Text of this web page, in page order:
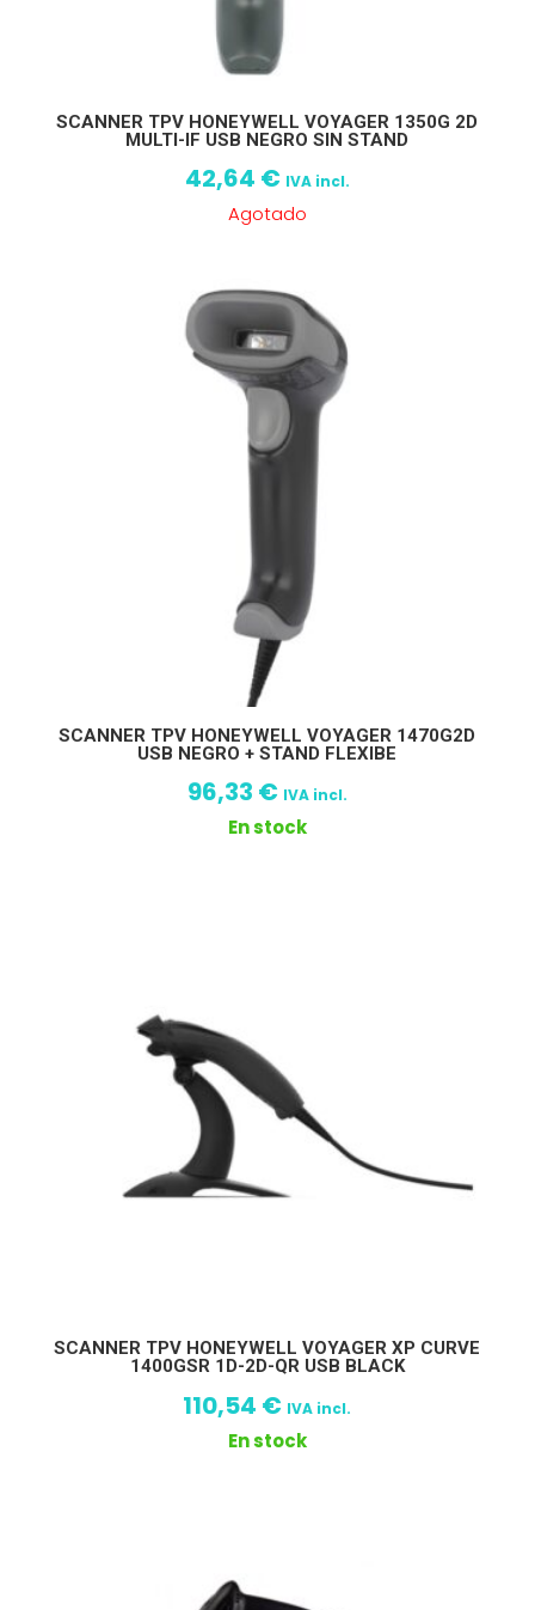
SCANNER TPV HONEYWELL VOYAGER 1350G 2D
MULTI-IF USB NEGRO SIN STAND
42,64 € IVA incl.
Agotado
SCANNER TPV HONEYWELL VOYAGER 1470G2D
USB NEGRO + STAND FLEXIBE
96,33 € IVA incl.
En stock
SCANNER TPV HONEYWELL VOYAGER XP CURVE
1400GSR 1D-2D-QR USB BLACK
110,54 € IVA incl.
En stock